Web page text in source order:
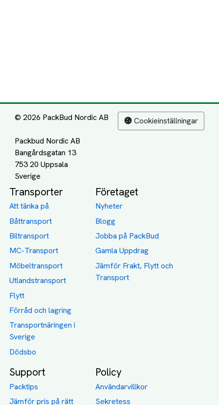
© 2026 PackBud Nordic AB
Packbud Nordic AB
Bangårdsgatan 13
753 20 Uppsala
Cookieinställningar
Transporter
Att tänka på
Båttransport
Biltransport
MC-Transport
Möbeltransport
Utlandstransport
Flytt
Förråd och lagring
Transportnäringen i
Sverige
Dödsbo
Företaget
Nyheter
Blogg
Jobba på PackBud
Gamla Uppdrag
Jämför Frakt, Flytt och
Transport
Support
Packtips
Jämför pris på rätt
Policy
Användarvillkor
Sekretess